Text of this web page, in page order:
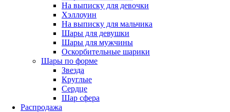
На выписку для девочки
Хэллоуин
На выписку для мальчика
Шары для девушки
Шары для мужчины
Оскорбительные шарики
Шары по форме
Звезда
Круглые
Сердце
Шар сфера
Распродажа